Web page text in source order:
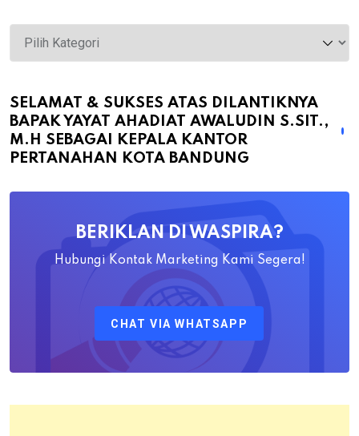
Selamat
&
atas
Dilantiknya
Bapak
Ahadiat
Pertanahan
Kota
SELAMAT & SUKSES ATAS DILANTIKNYA
BAPAK YAYAT AHADIAT AWALUDIN S.SIT.,
M.H SEBAGAI KEPALA KANTOR
PERTANAHAN KOTA BANDUNG
BERIKLAN DI WASPIRA?
Hubungi Kontak Marketing Kami Segera!
CHAT VIA WHATSAPP